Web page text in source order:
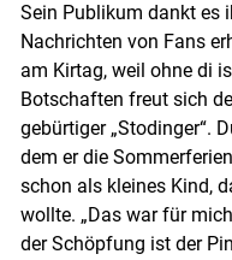
Sein Publikum dankt es
Nachrichten von Fans
am Kirtag, weil ohne di
Botschaften freut sich
gebürtiger „Stodinger“.
dem er die
schon als kleines Kind,
wollte. „Das war für
der Schöpfung ist der